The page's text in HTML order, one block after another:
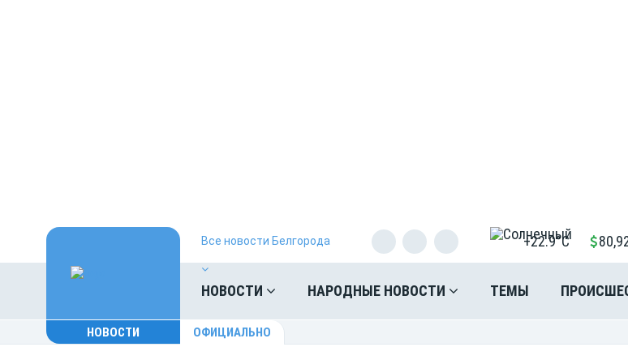
Все новости Белгорода +22.9°C
НОВОСТИ НАРОДНЫЕ НОВОСТИ ТЕМЫ
НОВОСТИ ОФИЦИАЛЬНО